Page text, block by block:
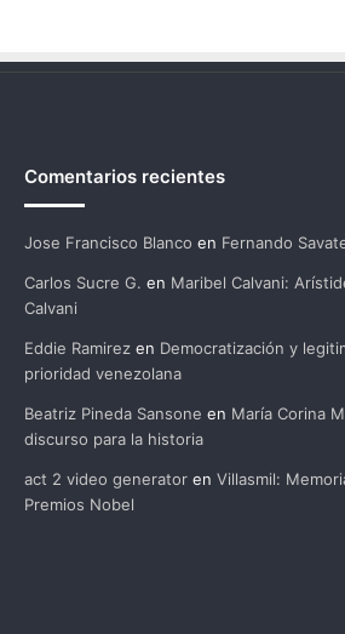
Comentarios recientes
Jose Francisco Blanco en Fernando
Carlos Sucre G. en Maribel Calvani:
Calvani
Eddie Ramirezen Democratización y
prioridad venezolana
Beatriz Pineda Sansone en María Corina
discurso para la historia
act 2 video generatoren Villasmil:
Premios Nobel